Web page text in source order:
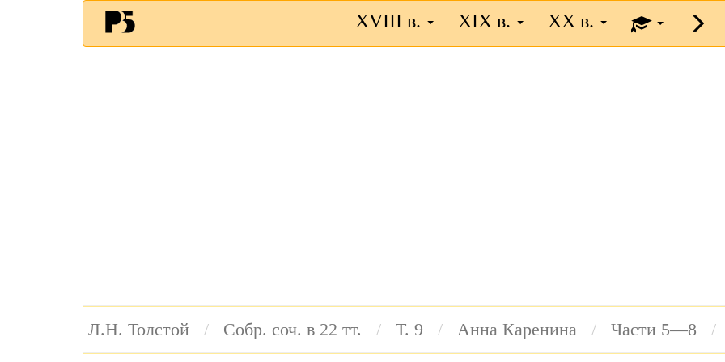
XVIII в. XIX в. XX в.
Л.Н. Толстой Собр. соч. в 22 тт. Т. 9 Анна Каренина Части 5—8